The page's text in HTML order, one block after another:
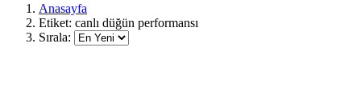
Anasayfa
Etiket: canlı düğün performansı
Sırala: